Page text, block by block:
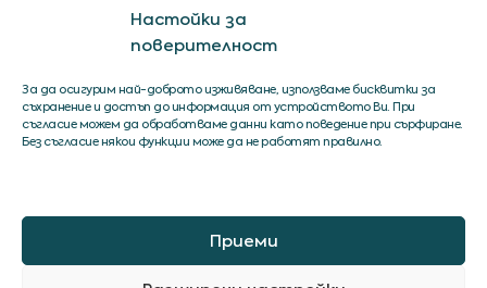
Настойки за
поверителност
За да осигурим най-доброто изживяване, използваме бисквитки за
съхранение и достъп до информация от устройството Ви. При
съгласие можем да обработваме данни като поведение при сърфиране.
Без съгласие някои функции може да не работят правилно.
Приеми
Цистостоп® Рапид